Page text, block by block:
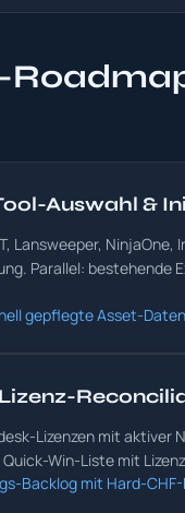
Auswahl &
Lansweeper,
Parallel: bestehende
gepflegte Asset-
Lizenzen mit aktiver
Win-Liste mit
Backlog mit Hard-